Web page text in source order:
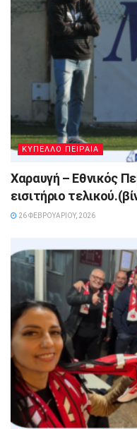
ΚΥΠΕΛΛΟ ΠΕΙΡΑΙΑ
Χαραυγή – Εθνικός
εισιτήριο
26 ΦΕΒΡΟΥΑΡΊΟΥ, 2026